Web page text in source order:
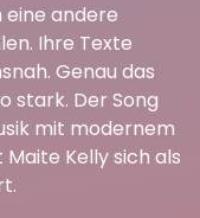
eine andere
Ihre Texte
Genau das
stark. Der Song
mit modernem
Kelly sich als